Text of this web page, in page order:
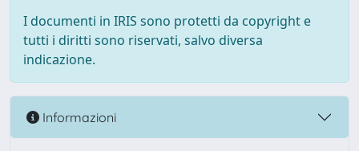
I documenti in IRIS sono protetti da copyright e
tutti i diritti sono riservati, salvo diversa
indicazione.
Informazioni